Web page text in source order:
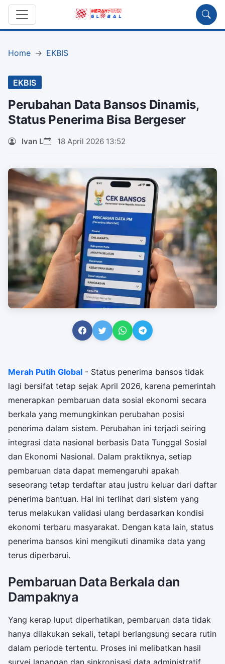
Home EKBIS
EKBIS
Perubahan Data Bansos Dinamis,
Status Penerima Bisa Bergeser
Ivan L 18 April 2026 13:52
Merah Putih Global - Status penerima bansos tidak
lagi bersifat tetap sejak April 2026, karena pemerintah
menerapkan pembaruan data sosial ekonomi secara
berkala yang memungkinkan perubahan posisi
penerima dalam sistem. Perubahan ini terjadi seiring
integrasi data nasional berbasis Data Tunggal Sosial
dan Ekonomi Nasional. Dalam praktiknya, setiap
pembaruan data dapat memengaruhi apakah
seseorang tetap terdaftar atau justru keluar dari daftar
penerima bantuan. Hal ini terlihat dari sistem yang
terus melakukan validasi ulang berdasarkan kondisi
ekonomi terbaru masyarakat. Dengan kata lain, status
penerima bansos kini mengikuti dinamika data yang
terus diperbarui.
Pembaruan Data Berkala dan
Dampaknya
Yang kerap luput diperhatikan, pembaruan data tidak
hanya dilakukan sekali, tetapi berlangsung secara rutin
dalam periode tertentu. Proses ini melibatkan hasil
survei lapangan dan sinkronisasi data administratif.